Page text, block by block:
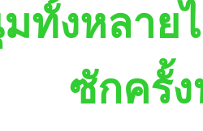
ทั้งหลาย
ซักครั้